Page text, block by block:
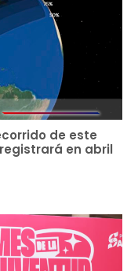
de este
en abril